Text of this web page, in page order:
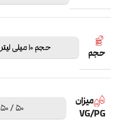
حجم حجم 10 میلی لیتر
میزان
VG/PG
50 / 50